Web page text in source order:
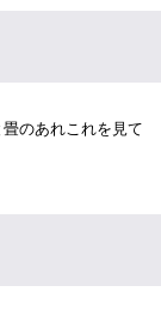
のあれこれを見て